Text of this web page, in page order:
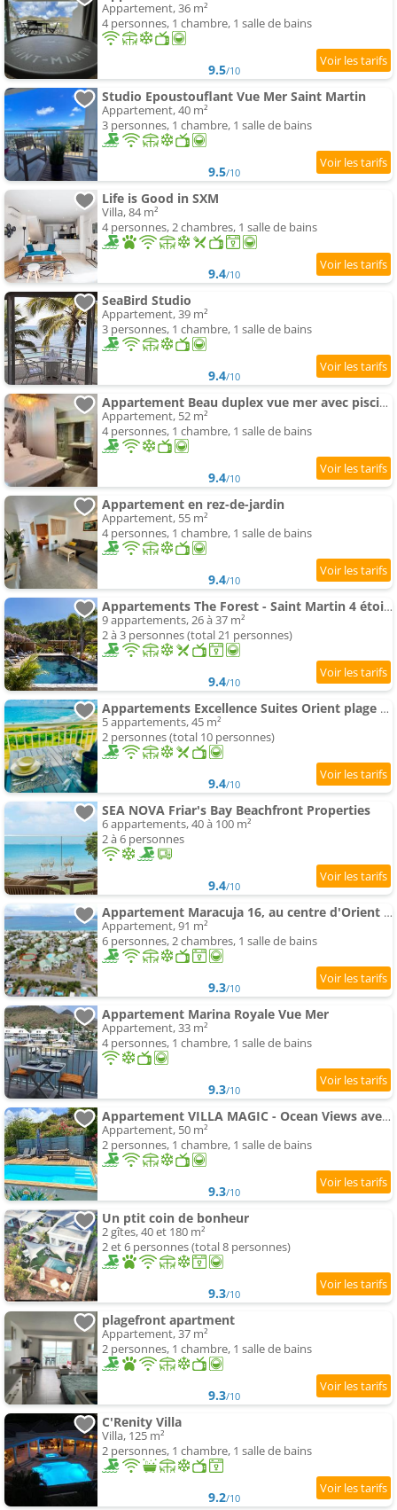
Appartement, 36 m²
4 personnes, 1 chambre, 1 salle de bains
9.5/10
Studio Epoustouflant Vue Mer Saint Martin
Appartement, 40 m²
3 personnes, 1 chambre, 1 salle de bains
9.5/10
Life is Good in SXM
Villa, 84 m²
4 personnes, 2 chambres, 1 salle de bains
9.4/10
SeaBird Studio
Appartement, 39 m²
3 personnes, 1 chambre, 1 salle de bains
9.4/10
Appartement Beau duplex vue mer avec piscine et accès plage
Appartement, 52 m²
4 personnes, 1 chambre, 1 salle de bains
9.4/10
Appartement en rez-de-jardin
Appartement, 55 m²
4 personnes, 1 chambre, 1 salle de bains
9.4/10
Appartements The Forest - Saint Martin 4 étoiles
9 appartements, 26 à 37 m²
2 à 3 personnes (total 21 personnes)
9.4/10
Appartements Excellence Suites Orient plage Oceanview King-Size plage piscine Parking
5 appartements, 45 m²
2 personnes (total 10 personnes)
9.4/10
SEA NOVA Friar's Bay Beachfront Properties
6 appartements, 40 à 100 m²
2 à 6 personnes
9.4/10
Appartement Maracuja 16, au centre d'Orient Bay, plage à 100m
Appartement, 91 m²
6 personnes, 2 chambres, 1 salle de bains
9.3/10
Appartement Marina Royale Vue Mer
Appartement, 33 m²
4 personnes, 1 chambre, 1 salle de bains
9.3/10
Appartement VILLA MAGIC - Ocean Views avec piscine , Starlink WiFi, Cistern & Generator
Appartement, 50 m²
2 personnes, 1 chambre, 1 salle de bains
9.3/10
Un ptit coin de bonheur
2 gîtes, 40 et 180 m²
2 et 6 personnes (total 8 personnes)
9.3/10
plagefront apartment
Appartement, 37 m²
2 personnes, 1 chambre, 1 salle de bains
9.3/10
C'Renity Villa
Villa, 125 m²
2 personnes, 1 chambre, 1 salle de bains
9.2/10